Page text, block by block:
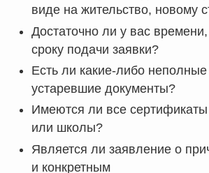
виде на жительство, новому
Достаточно ли у вас времени,
сроку подачи заявки?
Есть ли какие-либо
устаревшие документы?
Имеются ли все сертификаты
или школы?
Является ли заявление о
и конкретным